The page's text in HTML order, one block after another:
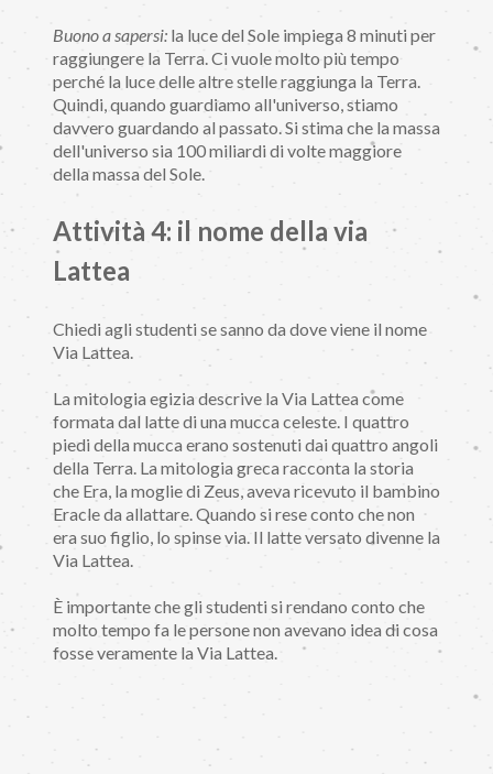
Buono a sapersi: la luce del Sole impiega 8 minuti per
raggiungere la Terra. Ci vuole molto più tempo
perché la luce delle altre stelle raggiunga la Terra.
Quindi, quando guardiamo all'universo, stiamo
davvero guardando al passato. Si stima che la massa
dell'universo sia 100 miliardi di volte maggiore
della massa del Sole.
Attività 4: il nome della via
Lattea
Chiedi agli studenti se sanno da dove viene il nome
Via Lattea.
La mitologia egizia descrive la Via Lattea come
formata dal latte di una mucca celeste. I quattro
piedi della mucca erano sostenuti dai quattro angoli
della Terra. La mitologia greca racconta la storia
che Era, la moglie di Zeus, aveva ricevuto il bambino
Eracle da allattare. Quando si rese conto che non
era suo figlio, lo spinse via. Il latte versato divenne la
Via Lattea.
È importante che gli studenti si rendano conto che
molto tempo fa le persone non avevano idea di cosa
fosse veramente la Via Lattea.